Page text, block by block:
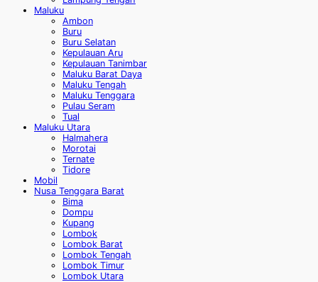
Maluku
Ambon
Buru
Buru Selatan
Kepulauan Aru
Kepulauan Tanimbar
Maluku Barat Daya
Maluku Tengah
Maluku Tenggara
Pulau Seram
Tual
Maluku Utara
Halmahera
Morotai
Ternate
Tidore
Mobil
Nusa Tenggara Barat
Bima
Dompu
Kupang
Lombok
Lombok Barat
Lombok Tengah
Lombok Timur
Lombok Utara